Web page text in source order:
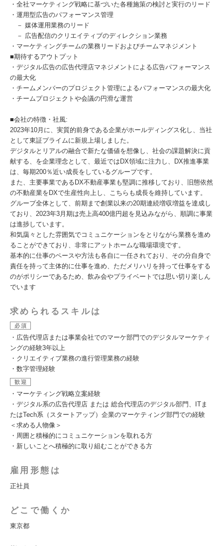
・全社マーケティング戦略に基づいた各種施策の検討と実行のリード
・運用型広告のパフォーマンス管理
－ 媒体運用業務のリード
－ 広告配信のクリエイティブのディレクション業務
・マーケティングチームの業務リードおよびチームマネジメント
■期待するアウトプット
・デジタル広告の広告代理店マネジメントによる広告パフォーマンス
の最大化
・チームメンバーのプロジェクト管理によるパフォーマンスの最大化
・チームプロジェクトや会議の円滑な運営
■会社の特徴・社風:
2023年10月に、実質的前身である企業がホールディングス化し、当社
として東証プライムに新規上場しました。
デジタルとリアルの融合で新たな価値を想像し、社会の課題解決に貢
献する、を企業理念として、最近ではDX領域に注力し、DX推進事業
は、毎期200％近い成⾧をしているグループです。
また、主要事業であるDX不動産事業も堅調に推移しており、旧態依然
の不動産業をDXで生産性向上し、こちらも成⾧を維持しています。
グループ全体として、前期まで創業以来の20期連続増収増益を達成し
ており、2023年3月期は売上高400億円超を見込みながら、順調に事業
は進捗しています。
和気藹々とした雰囲気でコミュニケーションをとりながら業務を進め
ることができており、非常にアットホームな職場環境です。
基本的に仕事のペースや方法も各自に一任されており、その分自身で
責任を持って主体的に仕事を進め、ただメリハリを持って仕事をする
のがポリシーであるため、飲み会やプライベートでは思い切り楽しん
でいます
求められるスキルは
必須
・広告代理店または事業会社でのマーケ部門でのデジタルマーケティ
ングの経験3年以上
・クリエイティブ業務の進行管理業務の経験
・数字管理経験
歓迎
・マーケティング戦略立案経験
・デジタル系の広告代理店 または 総合代理店のデジタル部門、ITま
たはTech系（スタートアップ）企業のマーケティング部門での経験
＜求める人物像＞
・周囲と積極的にコミュニケーションを取れる方
・新しいことへ積極的に取り組むことができる方
雇用形態は
正社員
どこで働くか
東京都